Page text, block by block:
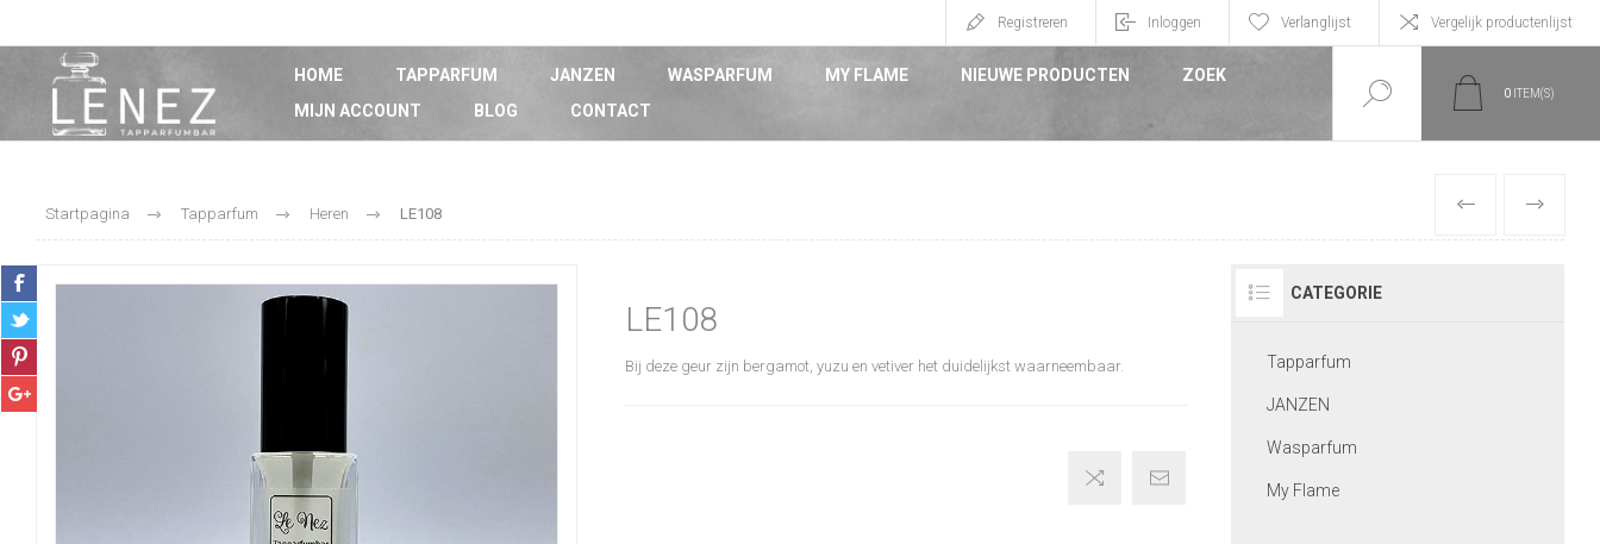
Registreren Inloggen Verlanglijst Vergelijk productenlijst
HOME TAPPARFUM JANZEN WASPARFUM MY FLAME NIEUWE PRODUCTEN
ZOEK
MIJN ACCOUNT
BLOG CONTACT
0 ITEM(S)
Startpagina Tapparfum Heren LE108 VORIGE
LE108
Bij deze geur zijn bergamot, yuzu en vetiver het duidelijkst waarneembaar.
CATEGORIE
Tapparfum
JANZEN
Wasparfum
My Flame